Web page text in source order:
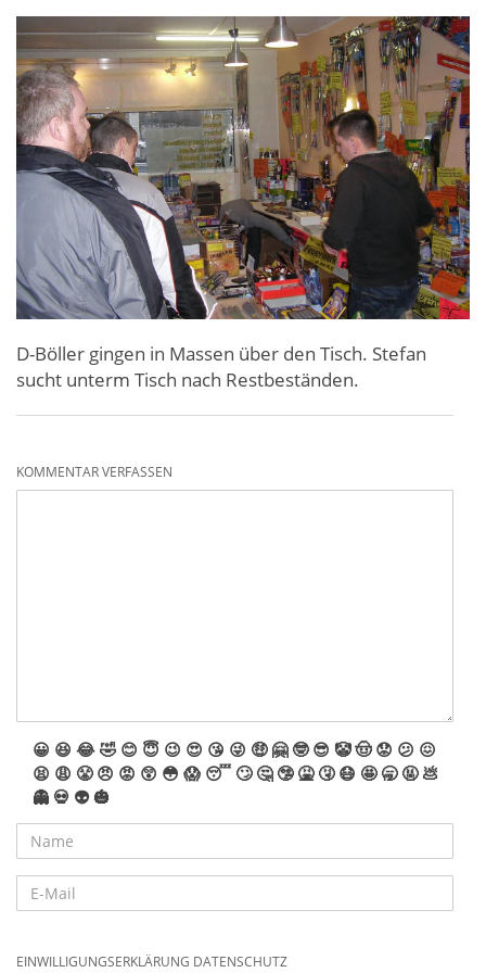
D-Böller gingen in Massen über den Tisch. Stefan
sucht unterm Tisch nach Restbeständen.
KOMMENTAR VERFASSEN
😀 😆 😂🤣 😊 😇 😉 😍 😘 😜 🤑 🤗 🤓 😎 🤡🤠 😟 😕 😖
😫 😩 😤 😠 😡 😲 😳 😱 😴 🙄 🤔 🤥 🤮 🤧 😷 🤩 🥱 🤬 💩
👻 💀 👽 🎃
EINWILLIGUNGSERKLÄRUNG DATENSCHUTZ